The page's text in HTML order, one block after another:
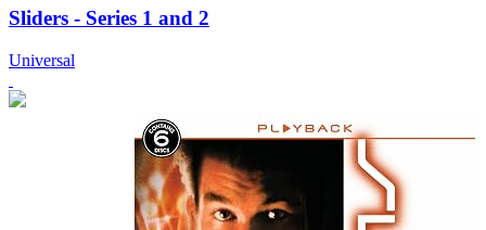
Sliders - Series 1 and 2
Universal